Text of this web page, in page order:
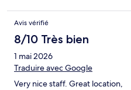
français (Amin a même un petit
chauffeur Ali Aboul qui
au riad et avec qui j'ai fait aussi
inconvénient est que lorsque je
paradis, je n'avais plus envie
Avis vérifié
8/10 Très bien
1 mai 2026
Traduire avec Google
Very nice staff. Great location,